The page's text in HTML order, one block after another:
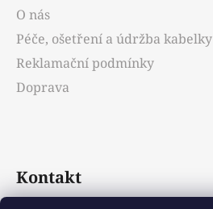
O nás
Péče, ošetření a údržba kabelky
Reklamační podmínky
Doprava
Kontakt